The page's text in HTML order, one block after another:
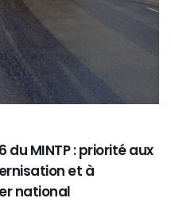
MINTP : priorité aux
et à
national